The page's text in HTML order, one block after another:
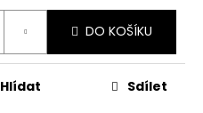
DO KOŠÍKU
Hlídat Sdílet